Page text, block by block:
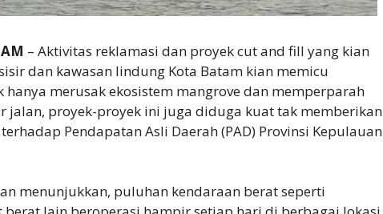
– Aktivitas reklamasi dan proyek cut and fill yang kian
dan kawasan lindung Kota Batam kian memicu
hanya merusak ekosistem mangrove dan memperparah
jalan, proyek-proyek ini juga diduga kuat tak memberikan
Pendapatan Asli Daerah (PAD) Provinsi Kepulauan
menunjukkan, puluhan kendaraan berat seperti